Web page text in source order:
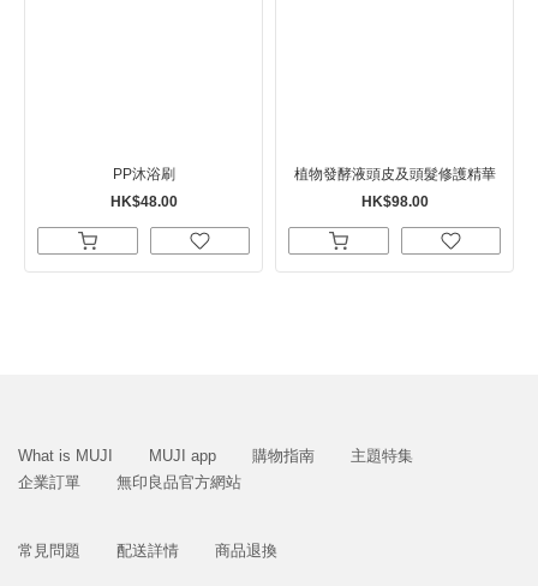
PP沐浴刷
HK$48.00
植物發酵液頭皮及頭髮修護精華
HK$98.00
What is MUJI MUJI app 購物指南
主題特集
企業訂單
無印良品官方網站
常見問題 配送詳情 商品退換